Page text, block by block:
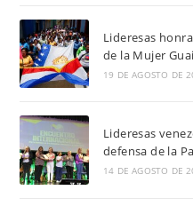
Lideresas
de la Mujer
19 DE AGOSTO DE
Lideresas
defensa de la
14 DE AGOSTO DE